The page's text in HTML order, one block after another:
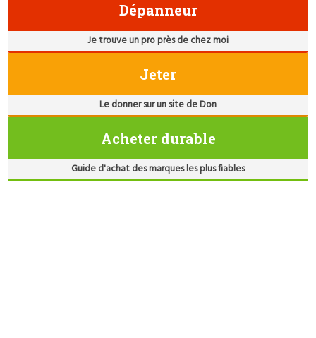
Dépanneur
Je trouve un pro près de chez moi
Jeter
Le donner sur un site de Don
Acheter durable
Guide d'achat des marques les plus fiables